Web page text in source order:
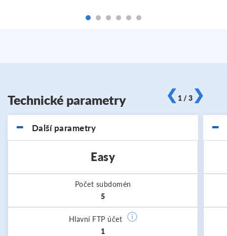
Technické parametry ❮ 1 / 3❯
Další parametry
Easy
Počet subdomén
5
Hlavní FTP účet
1